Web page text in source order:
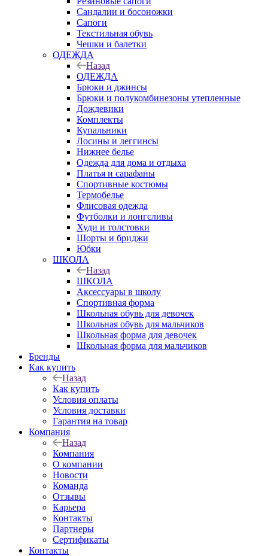
Сандалии и босоножки
Сапоги
Текстильная обувь
Чешки и балетки
ОДЕЖДА
Назад
ОДЕЖДА
Брюки и джинсы
Брюки и полукомбинезоны утепленные
Дождевики
Комплекты
Купальники
Лосины и леггинсы
Нижнее белье
Одежда для дома и отдыха
Платья и сарафаны
Спортивные костюмы
Термобелье
Флисовая одежда
Футболки и лонгсливы
Худи и толстовки
Шорты и бриджи
Юбки
ШКОЛА
Назад
ШКОЛА
Аксессуары в школу
Спортивная форма
Школьная обувь для девочек
Школьная обувь для мальчиков
Школьная форма для девочек
Школьная форма для мальчиков
Бренды
Как купить
Назад
Как купить
Условия оплаты
Условия доставки
Гарантия на товар
Компания
Назад
Компания
О компании
Новости
Команда
Отзывы
Карьера
Контакты
Партнеры
Сертификаты
Контакты